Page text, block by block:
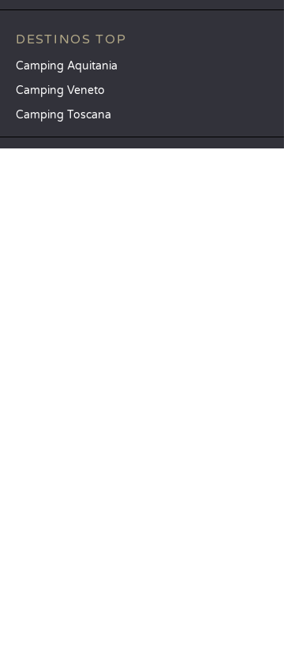
DESTINOS TOP
Camping Aquitania
Camping Veneto
Camping Toscana